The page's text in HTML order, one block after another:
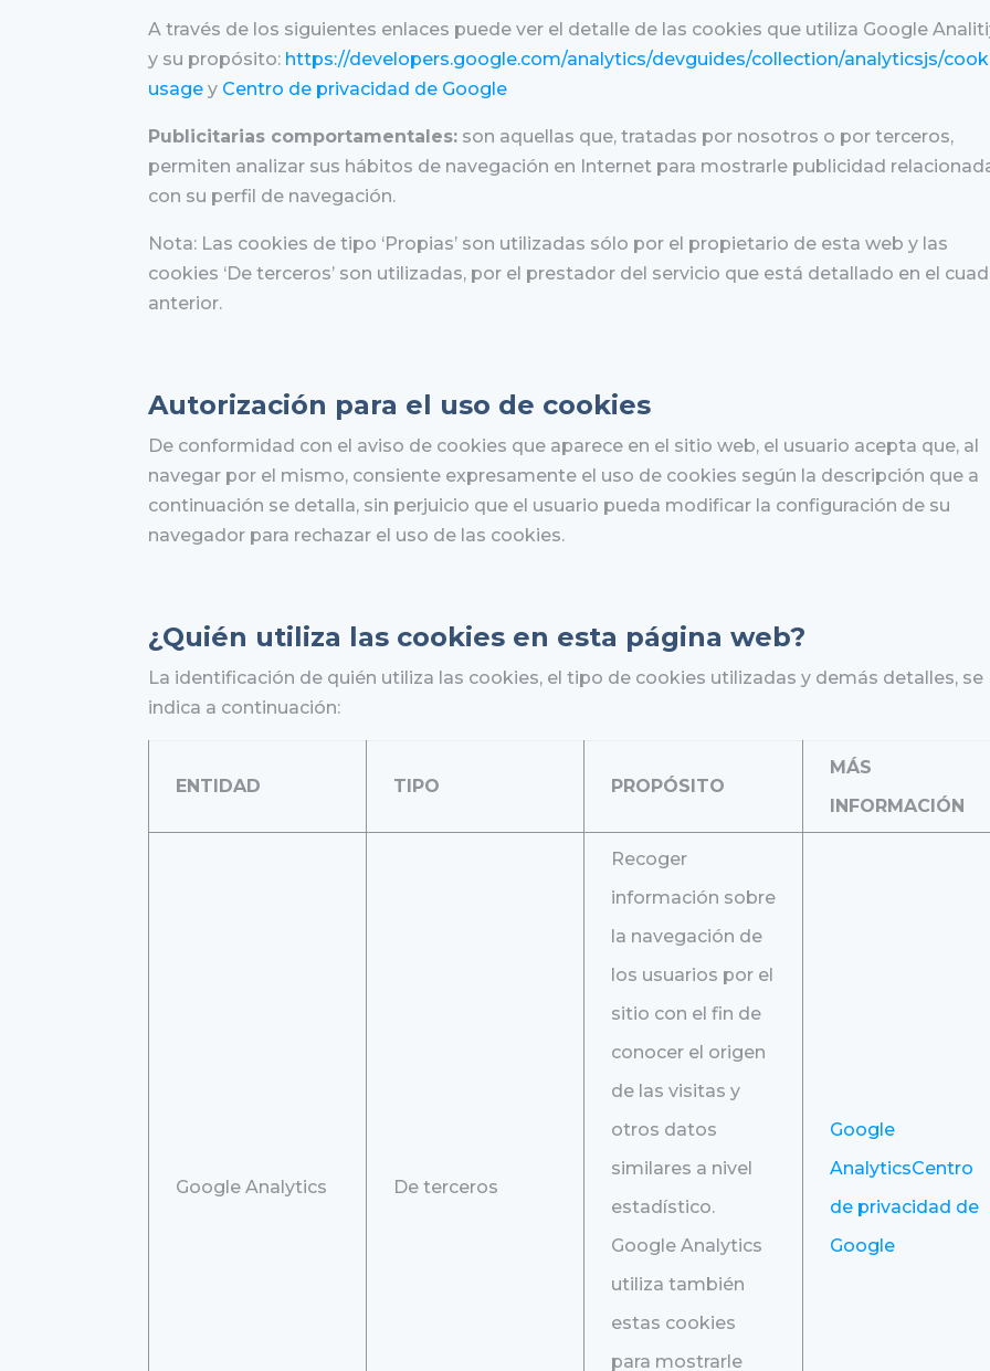
A través de los siguientes enlaces puede ver el detalle de las cookies que utiliza Google
y su propósito: https://developers.google.com/analytics/devguides/collection/analyticsjs/
usage y Centro de privacidad de Google
Publicitarias comportamentales: son aquellas que, tratadas por nosotros o por terceros,
permiten analizar sus hábitos de navegación en Internet para mostrarle publicidad
con su perfil de navegación.
Nota: Las cookies de tipo ‘Propias’ son utilizadas sólo por el propietario de esta web y las
cookies ‘De terceros’ son utilizadas, por el prestador del servicio que está detallado en el
anterior.
Autorización para el uso de cookies
De conformidad con el aviso de cookies que aparece en el sitio web, el usuario acepta que, al
navegar por el mismo, consiente expresamente el uso de cookies según la descripción que a
continuación se detalla, sin perjuicio que el usuario pueda modificar la configuración de su
navegador para rechazar el uso de las cookies.
¿Quién utiliza las cookies en esta página web?
La identificación de quién utiliza las cookies, el tipo de cookies utilizadas y demás detalles, se
indica a continuación:
ENTIDAD TIPO PROPÓSITO
MÁS
INFORMACIÓN
Google Analytics De terceros
Recoger
información sobre
la navegación de
los usuarios por el
sitio con el fin de
conocer el origen
de las visitas y
otros datos
similares a nivel
estadístico.
Google Analytics
utiliza también
estas cookies
para mostrarle
Google
AnalyticsCentro
de privacidad de
Google